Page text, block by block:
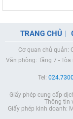
TRANG CHỦ
Cơ quan chủ quản:
Văn phòng: Tầng 7 -
Tel:
Giấy phép cung cấp
Thông tin
Giấy phép kinh doanh: